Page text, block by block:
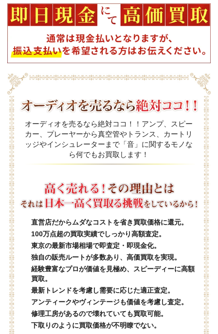
オーディオを売るなら絶対ココ！！アンプ、スピー
カー、プレーヤーから真空管やトランス、カートリ
ッジやインシュレーターまで「音」に関するモノな
ら何でもお買取します！
直営店だからムダなコストを省き買取価格に還元。
100万点超の買取実績でしっかり高額査定。
東京の最新市場相場で即査定・即現金化。
独自の販売ルートが多数あり、高価買取を実現。
経験豊富なプロが価値を見極め、スピーディーに高額
買取。
最新トレンドを考慮し需要に応じた適正査定。
アンティークやヴィンテージも価値を考慮し査定。
修理工房があるので壊れていても買取可能。
下取りのように買取価格が不明瞭でない。